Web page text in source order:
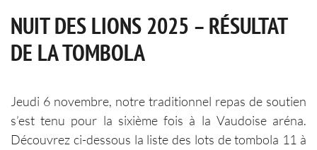
NUIT DES LIONS 2025 – RÉSULTAT
DE LA TOMBOLA
Jeudi 6 novembre, notre traditionnel repas de soutien
s’est tenu pour la sixième fois à la Vaudoise aréna.
Découvrez ci-dessous la liste des lots de tombola 11 à